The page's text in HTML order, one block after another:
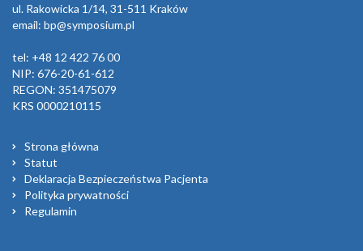
ul. Rakowicka 1/14, 31-511 Kraków
email: bp@symposium.pl
tel: +48 12 422 76 00
NIP: 676-20-61-612
REGON: 351475079
KRS 0000210115
Strona główna
Statut
Deklaracja Bezpieczeństwa Pacjenta
Polityka prywatności
Regulamin